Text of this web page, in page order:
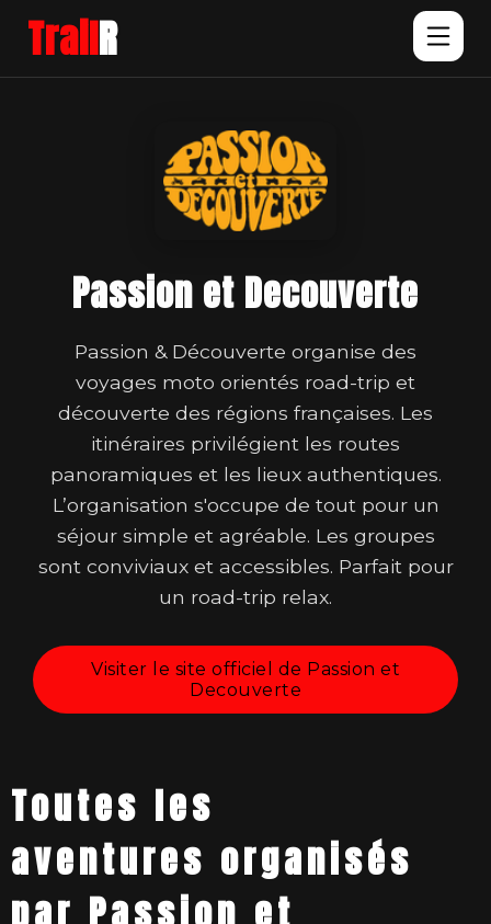
TrailR
Passion et Decouverte
Passion & Découverte organise des
voyages moto orientés road-trip et
découverte des régions françaises. Les
itinéraires privilégient les routes
panoramiques et les lieux authentiques.
L’organisation s'occupe de tout pour un
séjour simple et agréable. Les groupes
sont conviviaux et accessibles. Parfait pour
un road-trip relax.
Visiter le site officiel de Passion et
Decouverte
Toutes les
aventures organisés